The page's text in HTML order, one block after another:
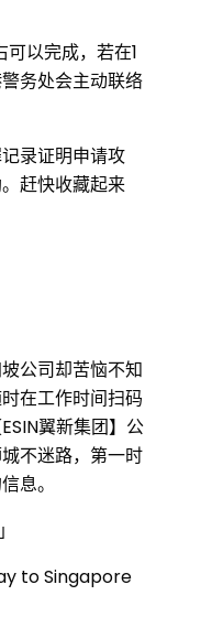
可以完成，若在1
务处会主动联络
录证明申请攻
赶快收藏起来
公司却苦恼不知
在工作时间扫码
翼新集团】公
不迷路，第一时
息。
to Singapore